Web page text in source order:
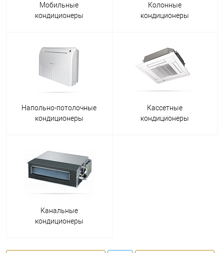
Мобильные
кондиционеры
Колонные
кондиционеры
Напольно-потолочные
кондиционеры
Кассетные
кондиционеры
Канальные
кондиционеры